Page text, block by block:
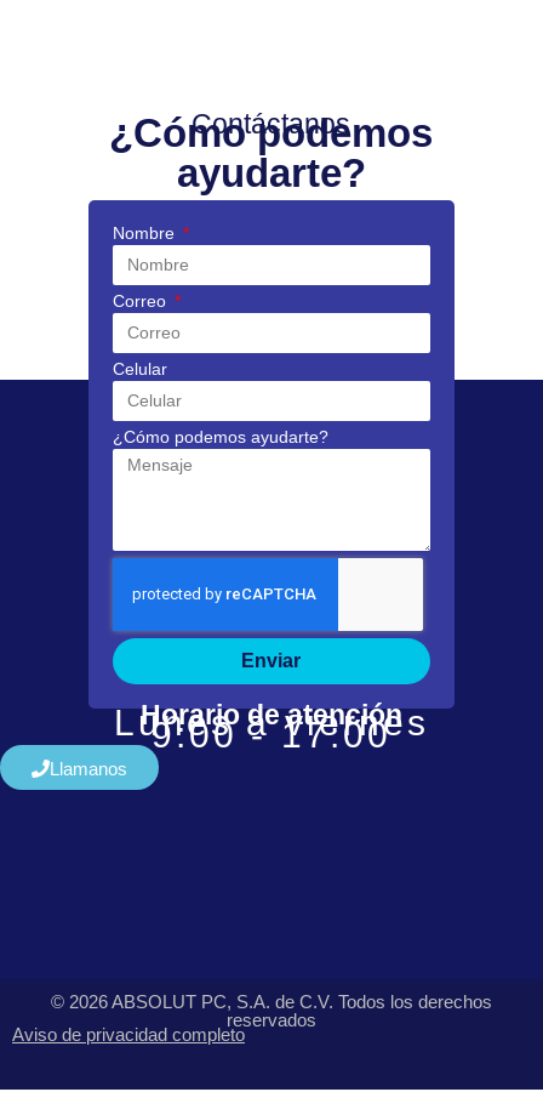
Contáctanos
¿Cómo podemos
ayudarte?
Nombre
Correo
Celular
¿Cómo podemos ayudarte?
Enviar
Horario de atención
Lunes a viernes
9:00 - 17:00
Llamanos
© 2026 ABSOLUT PC, S.A. de C.V. Todos los derechos
reservados
Aviso de privacidad completo